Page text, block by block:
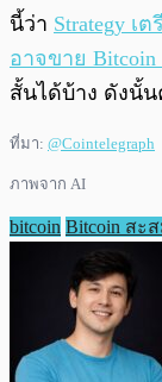
นี้ว่า Strategy เ
อาจขาย
สั้นได้บ้าง ดังนั้
ที่มา: @Cointelegraph
ภาพจาก AI
bitcoin Bitcoin สะ